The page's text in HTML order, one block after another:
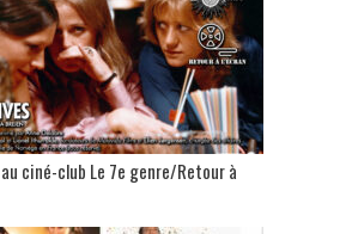
ciné-club Le 7e genre/Retour à